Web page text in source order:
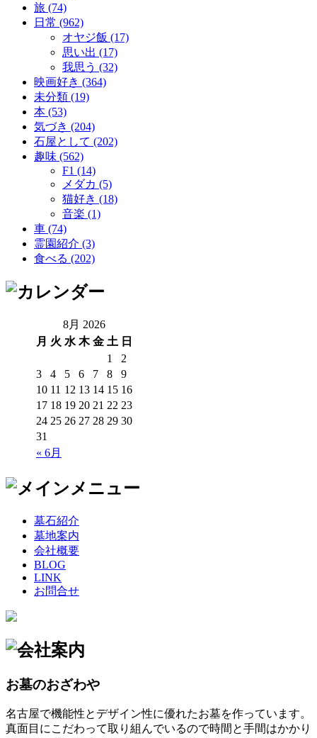
旅 (74)
日常 (962)
オヤジ飯 (17)
思い出 (17)
我思う (32)
映画好き (364)
未分類 (19)
本 (53)
気づき (204)
石屋として (202)
趣味 (562)
F1 (14)
メダカ (5)
猫好き (18)
音楽 (1)
車 (74)
霊園紹介 (3)
食べる (202)
8月 2026
月 火 水 木 金 土 日
« 6月
1
2
3
4 5 6 7 8
9
10 11 12 13 14 15 16
17 18 19 20 21 22 23
24 25 26 27 28 29 30
31
墓石紹介
墓地案内
会社概要
BLOG
LINK
お問合せ
お墓のおざわや
名古屋で機能性とデザイン性に優れたお墓を作っています。
真面目にこだわって取り組んでいるので時間と手間はかかり